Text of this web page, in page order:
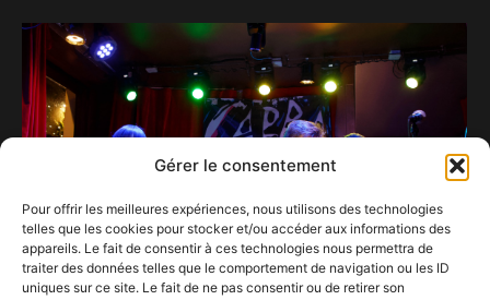
Gérer le consentement
Pour offrir les meilleures expériences, nous utilisons des technologies
telles que les cookies pour stocker et/ou accéder aux informations des
appareils. Le fait de consentir à ces technologies nous permettra de
traiter des données telles que le comportement de navigation ou les ID
uniques sur ce site. Le fait de ne pas consentir ou de retirer son